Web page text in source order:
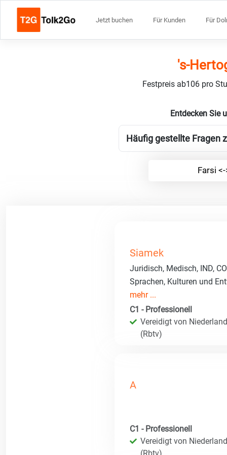
Jetzt buchen Für Kunden Für
's-
Festpreis ab106 pro
Entdecken Sie
Häufig gestellte Fragen
Farsi
Siamek
Juridisch, Medisch, IND,
Sprachen, Kulturen und
mehr ...
C1 - Professionell
Vereidigt von
(Rbtv)
A
C1 - Professionell
Vereidigt von
(Rbtv)